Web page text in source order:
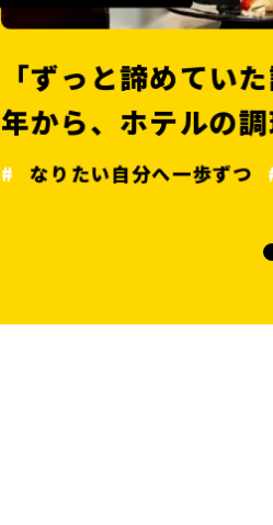
年から、ホテルの
なりたい自分へ一歩ずつ